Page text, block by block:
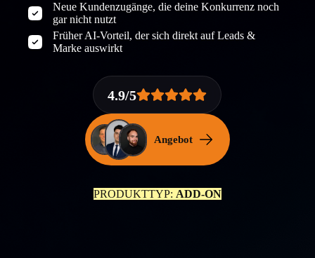
Neue Kundenzugänge, die deine Konkurrenz noch
gar nicht nutzt
Früher AI-Vorteil, der sich direkt auf Leads &
Marke auswirkt
4.9/5
Angebot
PRODUKTTYP: ADD-ON